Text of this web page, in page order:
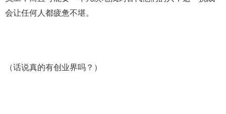
会让任何人都疲惫不堪。
（话说真的有创业界吗？）